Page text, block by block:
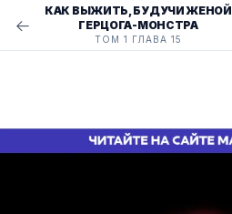
КАК ВЫЖИТЬ, БУДУЧИ ЖЕНОЙ
ГЕРЦОГА-МОНСТРА
ТОМ 1 ГЛАВА 15